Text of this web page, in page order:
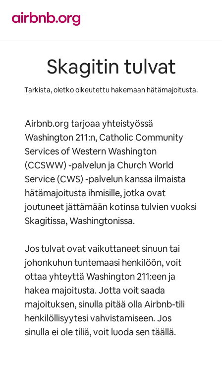
sisältö
väliin
Skagitin tulvat
Tarkista, oletko oikeutettu hakemaan hätämajoitusta.
Airbnb.org tarjoaa yhteistyössä
Washington 211:n, Catholic Community
Services of Western Washington
(CCSWW) -palvelun ja Church World
Service (CWS) -palvelun kanssa ilmaista
hätämajoitusta ihmisille, jotka ovat
joutuneet jättämään kotinsa tulvien vuoksi
Skagitissa, Washingtonissa.
Jos tulvat ovat vaikuttaneet sinuun tai
johonkuhun tuntemaasi henkilöön, voit
ottaa yhteyttä Washington 211:een ja
hakea majoitusta. Jotta voit saada
majoituksen, sinulla pitää olla Airbnb-tili
henkilöllisyytesi vahvistamiseen. Jos
sinulla ei ole tiliä, voit luoda sentäällä.